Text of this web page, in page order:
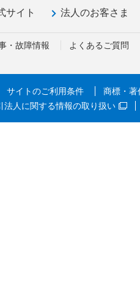
サイト 法人のお客さま
・故障情報 よくあるご質問
サイトのご利用条件
商標・著
法人に関する情報の取り扱い